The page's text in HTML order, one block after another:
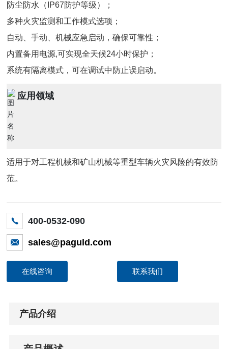
防尘防水（IP67防护等级）；
多种火灾监测和工作模式选项；
自动、手动、机械应急启动，确保可靠性；
内置备用电源,可实现全天候24小时保护；
系统有隔离模式，可在调试中防止误启动。
应用领域
适用于对工程机械和矿山机械等重型车辆火灾风险的有效防
范。
400-0532-090
sales@paguld.com
在线咨询 联系我们
产品介绍